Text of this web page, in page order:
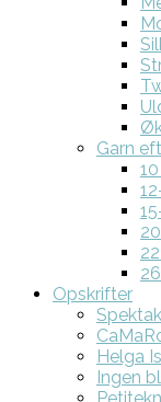
Garn
Opskrifter
Helga
Ingen